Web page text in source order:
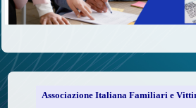
C'è un modo di contribuire alle attività
delle vittime della strada e per dare
loro familiari che non costa nulla:
Associazione Italiana Familiari e